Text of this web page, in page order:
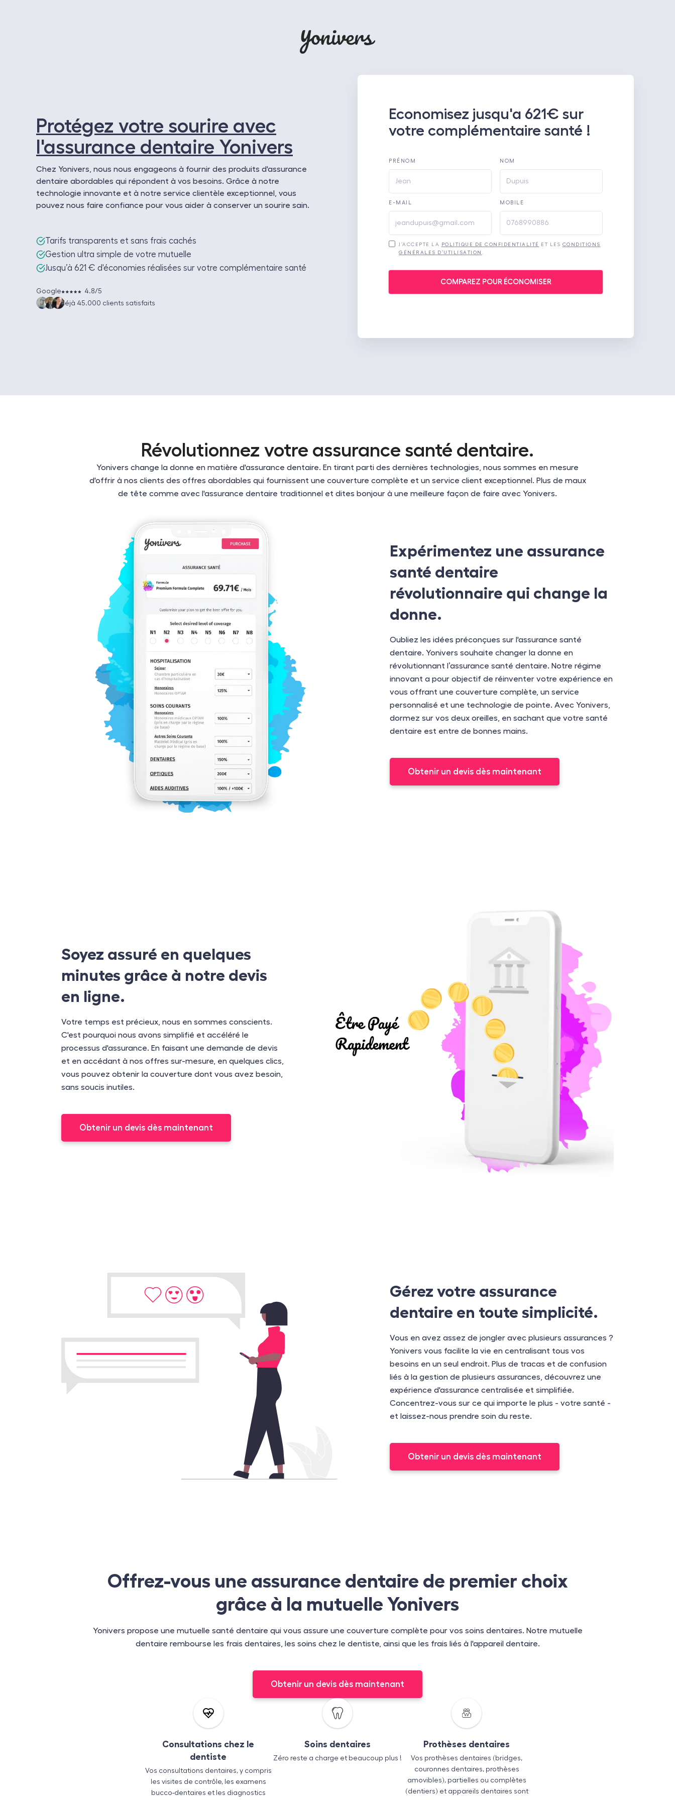
Protégez votre sourire avec
l'assurance dentaire Yonivers
Chez Yonivers, nous nous engageons à fournir des produits d'assurance
dentaire abordables qui répondent à vos besoins. Grâce à notre
technologie innovante et à notre service clientèle exceptionnel, vous
pouvez nous faire confiance pour vous aider à conserver un sourire sain.
Tarifs transparents et sans frais cachés
Gestion ultra simple de votre mutuelle
Jusqu’à 621 € d'économies réalisées sur votre complémentaire santé
Google
4.8/5
déjà 45.000 clients satisfaits
Economisez jusqu'a 621€ sur
votre complémentaire santé !
PRÉNOM NOM
E-MAIL MOBILE
J’ACCEPTE LA POLITIQUE DE CONFIDENTIALITÉ ET LES CONDITIONS
GÉNÉRALES D’UTILISATION .
Révolutionnez votre assurance santé dentaire.
Yonivers change la donne en matière d'assurance dentaire. En tirant parti des dernières technologies, nous sommes en mesure
d'offrir à nos clients des offres abordables qui fournissent une couverture complète et un service client exceptionnel. Plus de maux
de tête comme avec l'assurance dentaire traditionnel et dites bonjour à une meilleure façon de faire avec Yonivers.
Expérimentez une assurance
santé dentaire
révolutionnaire qui change la
donne.
Oubliez les idées préconçues sur l'assurance santé
dentaire. Yonivers souhaite changer la donne en
révolutionnant l’assurance santé dentaire. Notre régime
innovant a pour objectif de réinventer votre expérience en
vous offrant une couverture complète, un service
personnalisé et une technologie de pointe. Avec Yonivers,
dormez sur vos deux oreilles, en sachant que votre santé
dentaire est entre de bonnes mains.
Obtenir un devis dès maintenant
Soyez assuré en quelques
minutes grâce à notre devis
en ligne.
Votre temps est précieux, nous en sommes conscients.
C'est pourquoi nous avons simplifié et accéléré le
processus d'assurance. En faisant une demande de devis
et en accédant à nos offres sur-mesure, en quelques clics,
vous pouvez obtenir la couverture dont vous avez besoin,
sans soucis inutiles.
Obtenir un devis dès maintenant
Gérez votre assurance
dentaire en toute simplicité.
Vous en avez assez de jongler avec plusieurs assurances ?
Yonivers vous facilite la vie en centralisant tous vos
besoins en un seul endroit. Plus de tracas et de confusion
liés à la gestion de plusieurs assurances, découvrez une
expérience d'assurance centralisée et simplifiée.
Concentrez-vous sur ce qui importe le plus - votre santé -
et laissez-nous prendre soin du reste.
Obtenir un devis dès maintenant
Offrez-vous une assurance dentaire de premier choix
grâce à la mutuelle Yonivers
Yonivers propose une mutuelle santé dentaire qui vous assure une couverture complète pour vos soins dentaires. Notre mutuelle
dentaire rembourse les frais dentaires, les soins chez le dentiste, ainsi que les frais liés à l'appareil dentaire.
Obtenir un devis dès maintenant
Consultations chez le
dentiste
Vos consultations dentaires, y compris
les visites de contrôle, les examens
bucco-dentaires et les diagnostics
Soins dentaires
Zéro reste a charge et beaucoup plus !
Prothèses dentaires
Vos prothèses dentaires (bridges,
couronnes dentaires, prothèses
amovibles), partielles ou complètes
(dentiers) et appareils dentaires sont